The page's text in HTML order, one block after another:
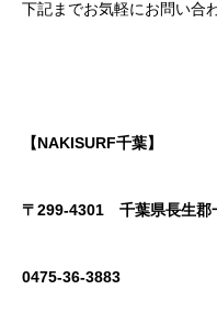
下記までお気軽にお問い合
【NAKISURF千葉】
〒299-4301 千葉県長生郡
0475-36-3883